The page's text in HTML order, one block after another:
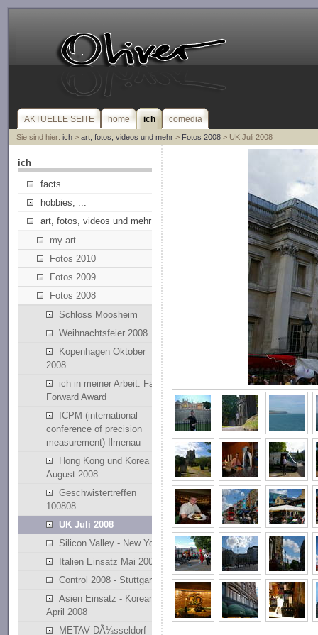
AKTUELLE SEITE home ich comedia
Sie sind hier: ich> art, fotos, videos und mehr> Fotos 2008> UK Juli 2008
ich
facts
hobbies, ...
art, fotos, videos und mehr
my art
Fotos 2010
Fotos 2009
Fotos 2008
Schloss Moosheim
Weihnachtsfeier 2008
Kopenhagen Oktober
2008
ich in meiner Arbeit: Fast
Forward Award
ICPM (international
conference of precision
measurement) Ilmenau
Hong Kong und Korea
August 2008
Geschwistertreffen
100808
UK Juli 2008
Silicon Valley - New York
Italien Einsatz Mai 2008
Control 2008 - Stuttgart
Asien Einsatz - Korean
April 2008
METAV DÃ¼sseldorf